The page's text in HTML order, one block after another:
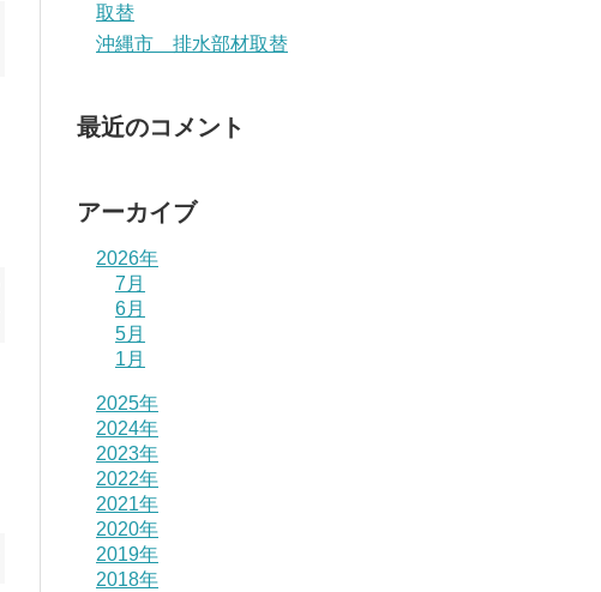
取替
沖縄市 排水部材取替
最近のコメント
アーカイブ
2026年
7月
6月
5月
1月
2025年
2024年
2023年
2022年
2021年
2020年
2019年
2018年